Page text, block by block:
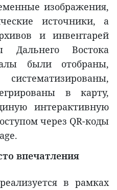
изображения,
источники, а
и инвентарей
Дальнего Востока
были отобраны,
в карту,
интерактивную
через QR-коды
впечатления
в рамках